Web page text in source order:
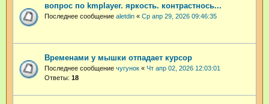
вопрос по kmplayer. яркость. контрастнось...
Последнее сообщение aletdin « Ср апр 29, 2026 09:46:35
Временами у мышки отпадает курсор
Последнее сообщение чугунок « Чт апр 02, 2026 12:03:01
Ответы: 18